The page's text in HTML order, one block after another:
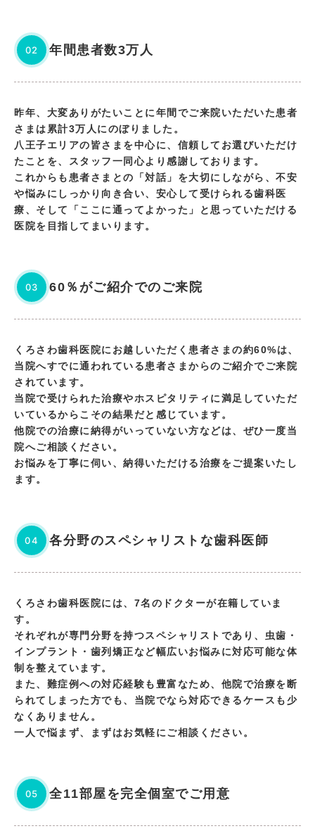
02 年間患者数3万人
昨年、大変ありがたいことに年間でご来院いただいた患者
さまは累計3万人にのぼりました。
八王子エリアの皆さまを中心に、信頼してお選びいただけ
たことを、スタッフ一同心より感謝しております。
これからも患者さまとの「対話」を大切にしながら、不安
や悩みにしっかり向き合い、安心して受けられる歯科医
療、そして「ここに通ってよかった」と思っていただける
医院を目指してまいります。
03 60％がご紹介でのご来院
くろさわ歯科医院にお越しいただく患者さまの約60%は、
当院へすでに通われている患者さまからのご紹介でご来院
されています。
当院で受けられた治療やホスピタリティに満足していただ
いているからこその結果だと感じています。
他院での治療に納得がいっていない方などは、ぜひ一度当
院へご相談ください。
お悩みを丁寧に伺い、納得いただける治療をご提案いたし
ます。
04 各分野のスペシャリストな歯科医師
くろさわ歯科医院には、7名のドクターが在籍していま
す。
それぞれが専門分野を持つスペシャリストであり、虫歯・
インプラント・歯列矯正など幅広いお悩みに対応可能な体
制を整えています。
また、難症例への対応経験も豊富なため、他院で治療を断
られてしまった方でも、当院でなら対応できるケースも少
なくありません。
一人で悩まず、まずはお気軽にご相談ください。
05 全11部屋を完全個室でご用意